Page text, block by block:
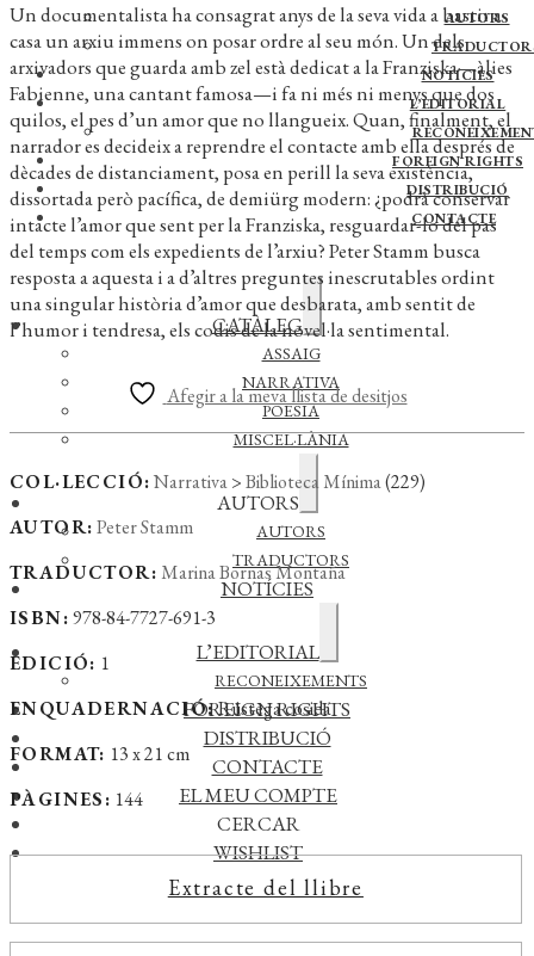
AUTORS
NOTÍCIES
L’EDITORIAL
FOREIGN RIGHTS
DISTRIBUCIÓ
CONTACTE
CATÀLEG Expandeix
el
menú
secundari
ASSAIG
NARRATIVA
POESIA
MISCEL·LÀNIA
AUTORS Expandeix
el
menú
secundari
AUTORS
TRADUCTORS
NOTÍCIES
L’EDITORIAL el
menú
secundari
RECONEIXEMENTS
FOREIGN RIGHTS
DISTRIBUCIÓ
CONTACTE
EL MEU COMPTE
CERCAR
WISHLIST
Un documentalista ha consagrat anys de la seva vida a bastir a
casa un arxiu immens on posar ordre al seu món. Un dels
arxivadors que guarda amb zel està dedicat a la Franziska—àlies
Fabienne, una cantant famosa—i fa ni més ni menys que dos
quilos, el pes d’un amor que no llangueix. Quan, finalment, el
narrador es decideix a reprendre el contacte amb ella després de
dècades de distanciament, posa en perill la seva existència,
dissortada però pacífica, de demiürg modern: ¿podrà conservar
intacte l’amor que sent per la Franziska, resguardar-lo del pas
del temps com els expedients de l’arxiu? Peter Stamm busca
resposta a aquesta i a d’altres preguntes inescrutables ordint
una singular història d’amor que desbarata, amb sentit de
l’humor i tendresa, els codis de la novel·la sentimental.
Afegir a la meva llista de desitjos
COL·LECCIÓ: Narrativa>Biblioteca Mínima(229)
AUTOR: Peter Stamm
TRADUCTOR: Marina Bornas Montaña
ISBN:978-84-7727-691-3
EDICIÓ: 1
ENQUADERNACIÓ:Rústega cosida
FORMAT: 13 x 21 cm
PÀGINES: 144
Extracte del llibre